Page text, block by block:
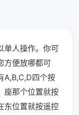
单人操作。你可
方便放哪都可
A,B,C,D四个按
座那个位置就按
东位置就按遥控